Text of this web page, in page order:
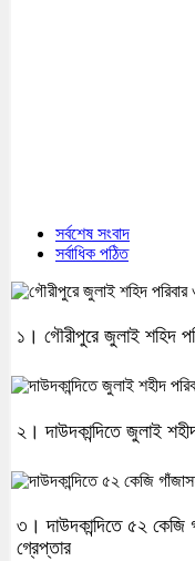
সর্বশেষ সংবাদ
সর্বাধিক পঠিত
১। গৌরীপুরে জুলাই শহিদ
২। দাউদকান্দিতে জুলাই
৩। দাউদকান্দিতে ৫২
গ্রেপ্তার